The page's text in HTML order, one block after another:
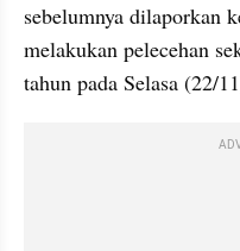
sebelumnya dilaporkan
melakukan pelecehan
tahun pada Selasa (22/